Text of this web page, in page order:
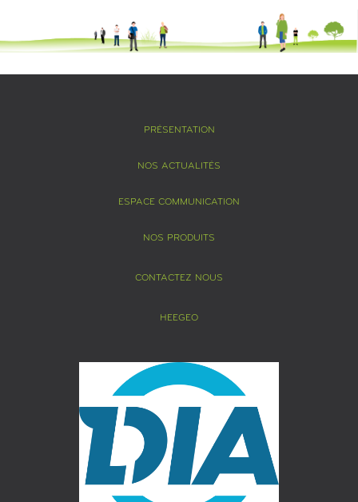
PRÉSENTATION
NOS ACTUALITÉS
ESPACE COMMUNICATION
NOS PRODUITS
CONTACTEZ NOUS
HEEGEO